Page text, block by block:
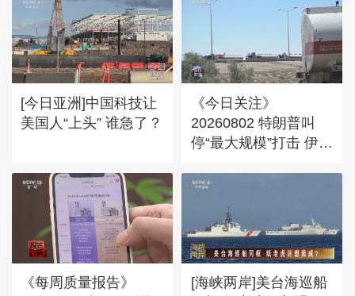
[今日亚洲]中国科技让
美国人“上头” 谁急了？
《今日关注》
20260802 特朗普叫
停“最大规模”打击 伊朗
《每周质量报告》
[海峡两岸]美台海巡船